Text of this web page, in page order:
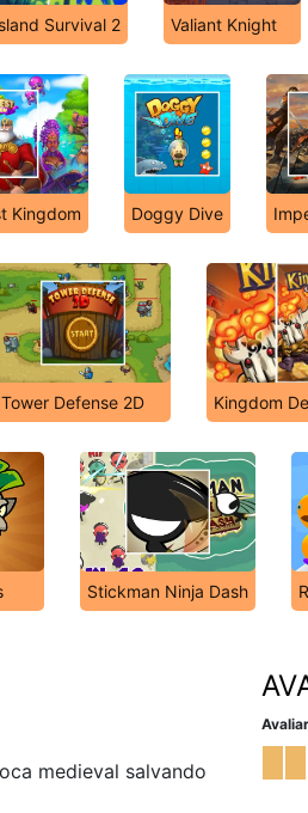
Survival 2 Valiant Knight
Kingdom Doggy Dive
Tower Defense 2D Kingdom
Stickman Ninja Dash
medieval salvando